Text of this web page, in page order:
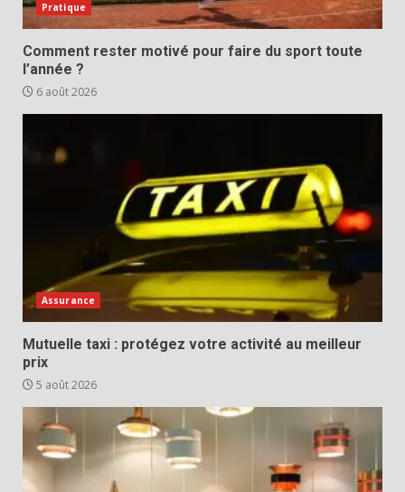
Pratique
Comment rester motivé pour faire du sport toute
l’année ?
6 août 2026
Assurance
Mutuelle taxi : protégez votre activité au meilleur
prix
5 août 2026